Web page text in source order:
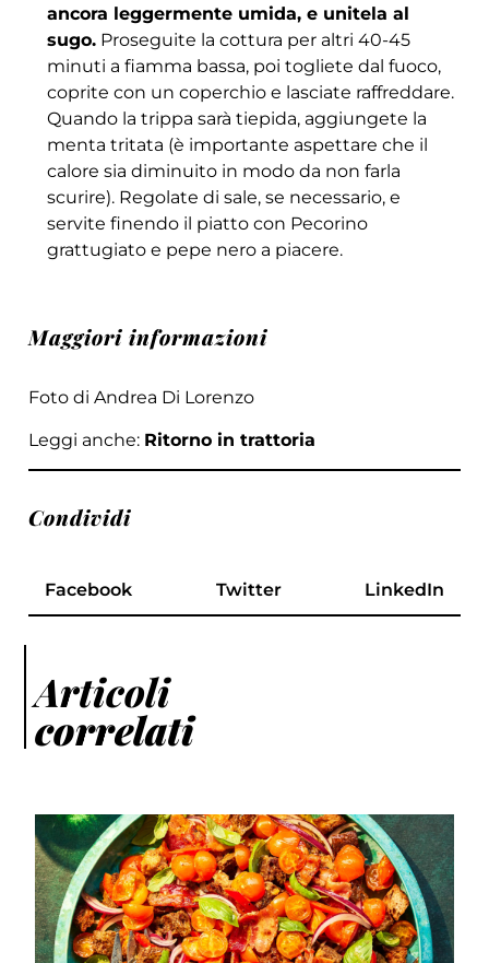
ancora leggermente umida, e unitela al
sugo.Proseguite la cottura per altri 40-45
minuti a fiamma bassa, poi togliete dal fuoco,
coprite con un coperchio e lasciate raffreddare.
Quando la trippa sarà tiepida, aggiungete la
menta tritata (è importante aspettare che il
calore sia diminuito in modo da non farla
scurire). Regolate di sale, se necessario, e
servite finendo il piatto con Pecorino
grattugiato e pepe nero a piacere.
Maggiori informazioni
Foto di Andrea Di Lorenzo
Leggi anche: Ritorno in trattoria
Condividi
Facebook Twitter LinkedIn
Articoli
correlati